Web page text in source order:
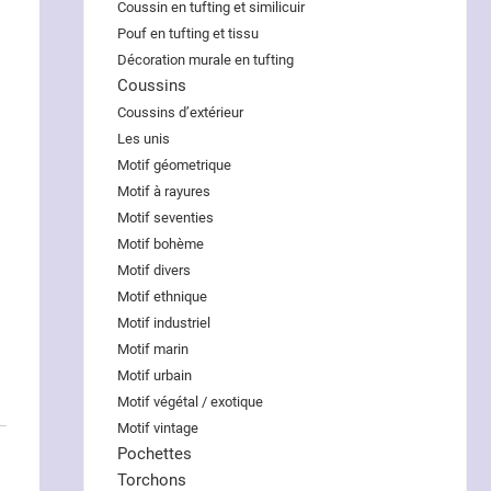
Coussin en tufting et similicuir
Pouf en tufting et tissu
Décoration murale en tufting
Coussins
Coussins d’extérieur
Les unis
Motif géometrique
Motif à rayures
Motif seventies
Motif bohème
Motif divers
Motif ethnique
Motif industriel
Motif marin
Motif urbain
Motif végétal / exotique
Motif vintage
Pochettes
Torchons